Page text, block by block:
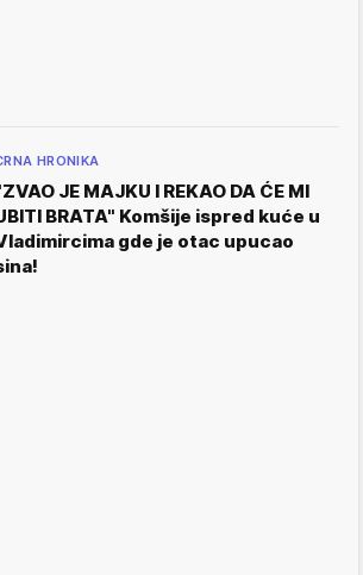
HRONIKA
JE MAJKU I REKAO DA ĆE MI
BRATA" Komšije ispred kuće u
gde je otac upucao